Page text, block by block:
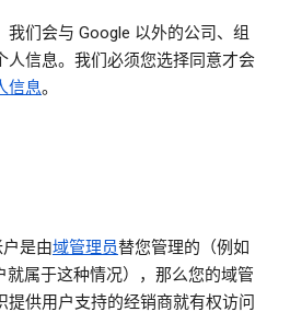
我们会与 Google 以外的公司、组
人信息。我们必须您选择同意才会
信息。
是由域管理员替您管理的（例如
就属于这种情况），那么您的域管
提供用户支持的经销商就有权访问